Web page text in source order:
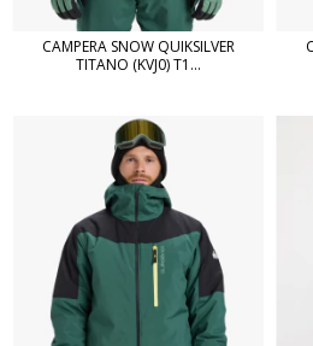
CAMPERA SNOW QUIKSILVER
TITANO (KVJ0) T1...